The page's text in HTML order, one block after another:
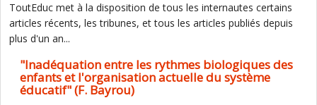
ToutEduc met à la disposition de tous les internautes certains
articles récents, les tribunes, et tous les articles publiés depuis
plus d'un an...
"Inadéquation entre les rythmes biologiques des
enfants et l'organisation actuelle du système
éducatif" (F. Bayrou)